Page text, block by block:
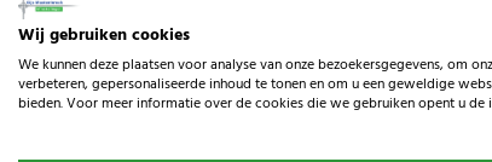
Specificaties
Wij gebruiken cookies
We kunnen deze plaatsen voor analyse van onze bezoekersgegevens, om
verbeteren, gepersonaliseerde inhoud te tonen en om u een geweldige
bieden. Voor meer informatie over de cookies die we gebruiken opent u de